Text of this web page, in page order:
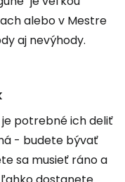
alebo v Mestre
aj nevýhody.
je potrebné ich deliť
- budete bývať
sa musieť ráno a